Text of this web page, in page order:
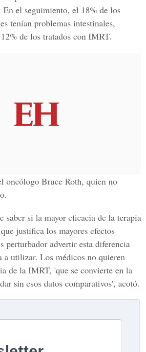
el seguimiento, el 18% de los
tenían problemas intestinales,
de los tratados con IMRT.
oncólogo Bruce Roth, quien no
saber si la mayor eficacia de la terapia
justifica los mayores efectos
perturbador advertir esta diferencia
a utilizar. Los médicos no quieren
de la IMRT, 'que se convierte en la
sin esos datos comparativos', acotó.